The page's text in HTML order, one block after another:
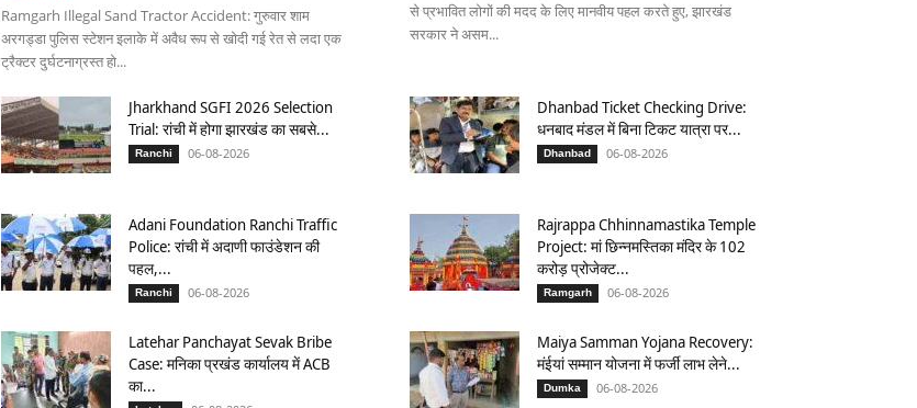
Ramgarh Illegal Sand Tractor Accident: गुरुवार शाम
अरगड्डा पुलिस स्टेशन इलाके में अवैध रूप से खोदी गई रेत से लदा एक
ट्रैक्टर दुर्घटनाग्रस्त हो...
से प्रभावित लोगों की मदद के लिए मानवीय पहल करते हुए, झारखंड
सरकार ने असम...
Jharkhand SGFI 2026 Selection
Trial: रांची में होगा झारखंड का सबसे...
Ranchi 06-08-2026
Dhanbad Ticket Checking Drive:
धनबाद मंडल में बिना टिकट यात्रा पर...
Dhanbad 06-08-2026
Adani Foundation Ranchi Traffic
Police: रांची में अदाणी फाउंडेशन की
पहल,...
Ranchi 06-08-2026
Rajrappa Chhinnamastika Temple
Project: मां छिन्नमस्तिका मंदिर के 102
करोड़ प्रोजेक्ट...
Ramgarh 06-08-2026
Latehar Panchayat Sevak Bribe
Case: मनिका प्रखंड कार्यालय में ACB
का...
Maiya Samman Yojana Recovery:
मंईयां सम्मान योजना में फर्जी लाभ लेने...
Dumka 06-08-2026